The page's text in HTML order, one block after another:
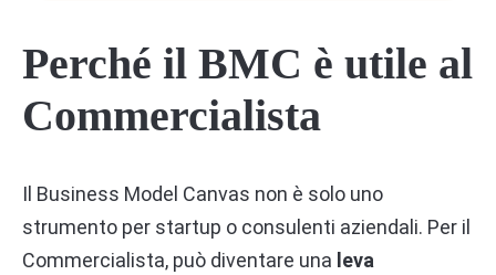
Perché il BMC è utile al
Commercialista
Il Business Model Canvas non è solo uno
strumento per startup o consulenti aziendali. Per il
Commercialista, può diventare una leva